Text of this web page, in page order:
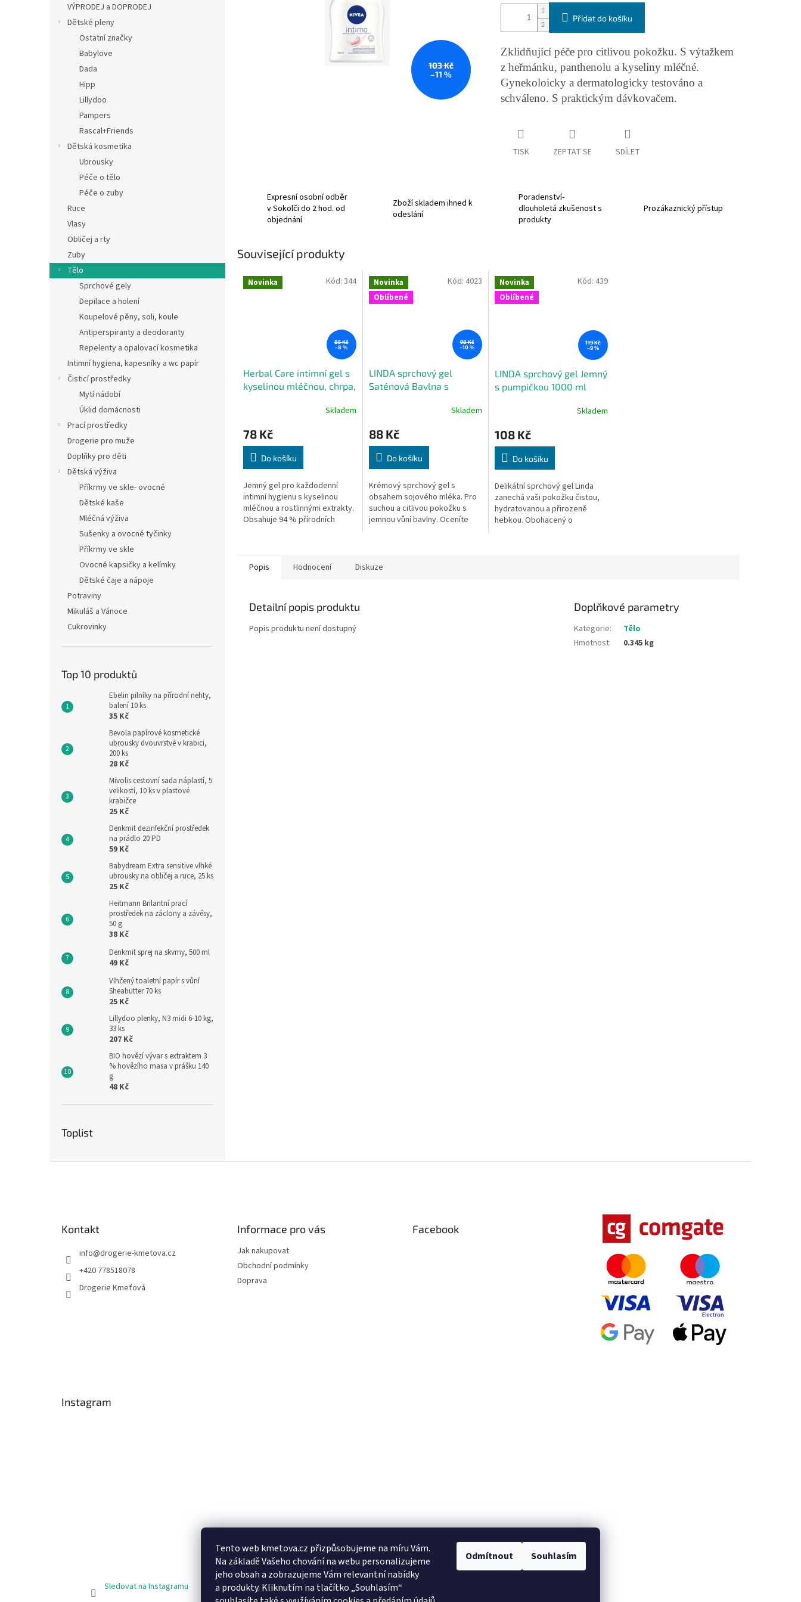
Tento web kmetova.cz přizpůsobujeme na míru Vám.
Na základě Vašeho chování na webu personalizujeme
jeho obsah a zobrazujeme Vám relevantní nabídky
a produkty. Kliknutím na tlačítko „Souhlasím“
Odmítnout Souhlasím
VÝPRODEJ a DOPRODEJ
Dětské pleny
Ostatní značky
Babylove
Dada
Hipp
Lillydoo
Pampers
Rascal+Friends
Dětská kosmetika
Ubrousky
Péče o tělo
Péče o zuby
Ruce
Vlasy
Obličej a rty
Zuby
Tělo
Sprchové gely
Depilace a holení
Koupelové pěny, soli, koule
Antiperspiranty a deodoranty
Repelenty a opalovací kosmetika
Intimní hygiena, kapesníky a wc papír
Čisticí prostředky
Mytí nádobí
Úklid domácnosti
Prací prostředky
Drogerie pro muže
Doplňky pro děti
Dětská výživa
Příkrmy ve skle- ovocné
Dětské kaše
Mléčná výživa
Sušenky a ovocné tyčinky
Příkrmy ve skle
Ovocné kapsičky a kelímky
Dětské čaje a nápoje
Potraviny
Mikuláš a Vánoce
Cukrovinky
Top 10 produktů
Ebelin pilníky na přírodní nehty,
balení 10 ks
35 Kč
Bevola papírové kosmetické
ubrousky dvouvrstvé v krabici,
200 ks
28 Kč
Mivolis cestovní sada náplastí, 5
velikostí, 10 ks v plastové
krabičce
25 Kč
Denkmit dezinfekční prostředek
na prádlo 20 PD
59 Kč
Babydream Extra sensitive vlhké
ubrousky na obličej a ruce, 25 ks
25 Kč
Heitmann Brilantní prací
prostředek na záclony a závěsy,
50 g
38 Kč
Denkmit sprej na skvrny, 500 ml
49 Kč
Vlhčený toaletní papír s vůní
Sheabutter 70 ks
25 Kč
Lillydoo plenky, N3 midi 6-10 kg,
33 ks
207 Kč
BIO hovězí vývar s extraktem 3
% hovězího masa v prášku 140
g
48 Kč
Toplist
103 Kč
–11 %
Přidat do košíku
Zklidňující péče pro citlivou pokožku. S výtažkem
z heřmánku, panthenolu a kyseliny mléčné.
Gynekoloicky a dermatologicky testováno a
schváleno. S praktickým dávkovačem.
TISK ZEPTAT SE SDÍLET
Expresní osobní odběr
v Sokolči do 2 hod. od
objednání
Zboží skladem ihned k
odeslání
Poradenství-
dlouholetá zkušenost s
produkty
Prozákaznický přístup
Související produkty
Novinka
85 Kč
–8 %
Herbal Care intimní gel s
kyselinou mléčnou, chrpa,
Skladem
78 Kč
Do košíku
Jemný gel pro každodenní
intimní hygienu s kyselinou
mléčnou a rostlinnými extrakty.
Obsahuje 94 % přírodních
Kód: 344
Novinka
Oblíbené
98 Kč
–10 %
LINDA sprchový gel
Saténová Bavlna s
Skladem
88 Kč
Do košíku
Krémový sprchový gel s
obsahem sojového mléka. Pro
suchou a citlivou pokožku s
jemnou vůní bavlny. Oceníte
Kód: 4023
Novinka
Oblíbené
119 Kč
–9 %
LINDA sprchový gel Jemný
s pumpičkou 1000 ml
Skladem
108 Kč
Do košíku
Delikátní sprchový gel Linda
zanechá vaši pokožku čistou,
hydratovanou a přirozeně
hebkou. Obohacený o
Kód: 439
Popis Hodnocení Diskuze
Detailní popis produktu
Popis produktu není dostupný
Doplňkové parametry
Kategorie:
Tělo
Hmotnost: 0.345 kg
Kontakt
info@drogerie-kmetova.cz
+420 778518078
Drogerie Kmeťová
Informace pro vás
Jak nakupovat
Obchodní podmínky
Doprava
Facebook
Instagram
Sledovat na Instagramu